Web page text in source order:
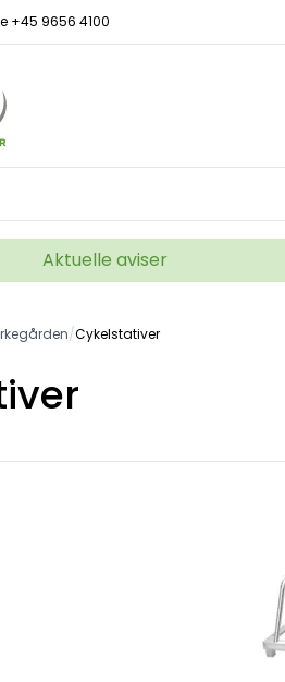
+45 9656 4100
Aktuelle aviser
/Cykelstativer